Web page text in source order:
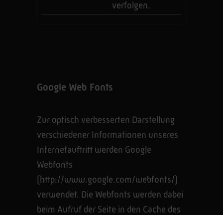
verfolgen.
Google Web Fonts
Zur optisch verbesserten Darstellung
verschiedener Informationen unseres
Internetauftritt werden Google
Webfonts
(http://www.google.com/webfonts/)
verwendet. Die Webfonts werden dabei
beim Aufruf der Seite in den Cache des